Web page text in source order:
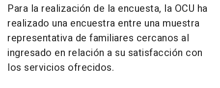
Para la realización de la encuesta, la OCU ha
realizado una encuestra entre una muestra
representativa de familiares cercanos al
ingresado en relación a su satisfacción con
los servicios ofrecidos.